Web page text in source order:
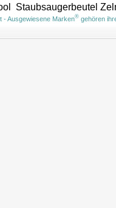
Staubsaugerbeutel
- Ausgewiesene Marken®gehören